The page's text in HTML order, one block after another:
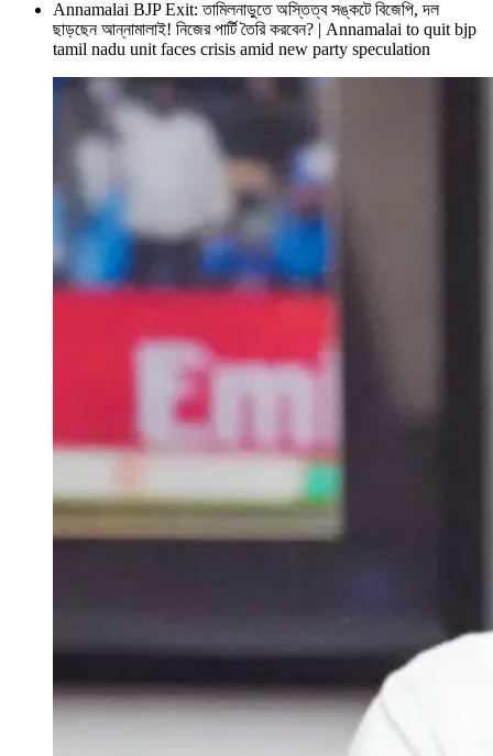
Annamalai BJP Exit: তামিলনাড়ুতে অস্তিত্ব সঙ্কটে বিজেপি, দল
ছাড়ছেন আন্নামালাই! নিজের পার্টি তৈরি করবেন? | Annamalai to quit bjp
tamil nadu unit faces crisis amid new party speculation